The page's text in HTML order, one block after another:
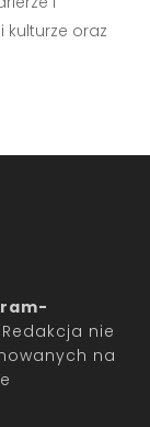
kulturze oraz
nie
na